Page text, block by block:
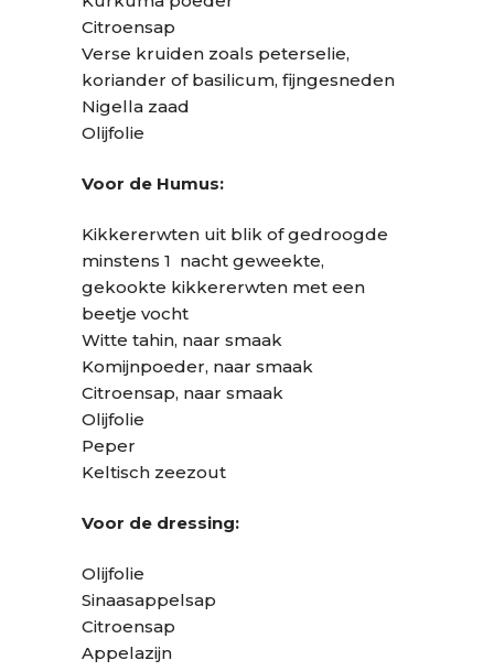
Citroensap
Verse kruiden zoals peterselie,
koriander of basilicum, fijngesneden
Nigella zaad
Olijfolie
Voor de Humus:
Kikkererwten uit blik of gedroogde
minstens 1 nacht geweekte,
gekookte kikkererwten met een
beetje vocht
Witte tahin, naar smaak
Komijnpoeder, naar smaak
Citroensap, naar smaak
Olijfolie
Peper
Keltisch zeezout
Voor de dressing:
Olijfolie
Sinaasappelsap
Citroensap
Appelazijn